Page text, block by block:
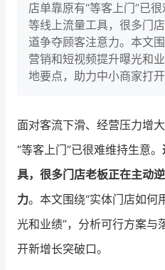
增长产品指南
智库
产品更新动态
新零售资讯
培训课程
店单靠原有“等客上门”已
等线上流量工具，很多门
道争夺顾客注意力。本文
营销和短视频提升曝光和
地要点，助力中小商家打开
面对客流下滑、经营压力增
“等客上门”已很难维持生意。
具，很多门店老板正在主动
力。本文围绕“实体门店如何
光和业绩”，分析可行方案与
开新增长突破口。